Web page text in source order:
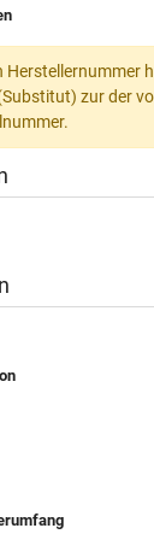
Herstellernummer
zur der